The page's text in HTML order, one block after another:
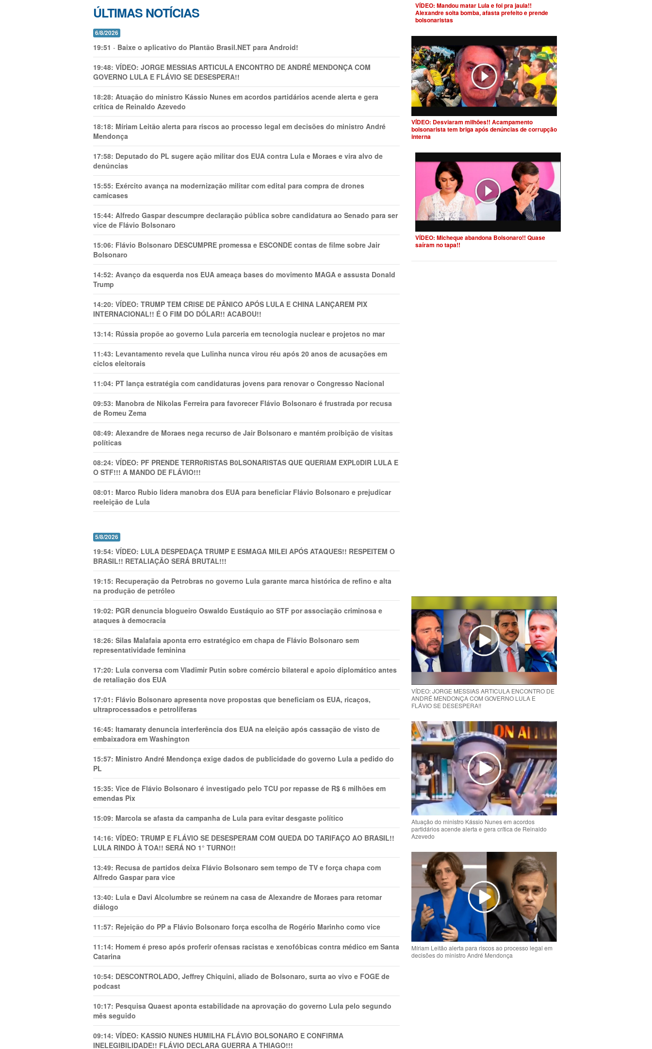
ÚLTIMAS NOTÍCIAS
6/8/2026
19:51 - Baixe o aplicativo do Plantão Brasil.NET para Android!
19:48: VÍDEO: JORGE MESSIAS ARTICULA ENCONTRO DE ANDRÉ MENDONÇA COM
GOVERNO LULA E FLÁVIO SE DESESPERA!!
18:28: Atuação do ministro Kássio Nunes em acordos partidários acende alerta e gera
crítica de Reinaldo Azevedo
18:18: Míriam Leitão alerta para riscos ao processo legal em decisões do ministro André
Mendonça
17:58: Deputado do PL sugere ação militar dos EUA contra Lula e Moraes e vira alvo de
denúncias
15:55: Exército avança na modernização militar com edital para compra de drones
camicases
15:44: Alfredo Gaspar descumpre declaração pública sobre candidatura ao Senado para ser
vice de Flávio Bolsonaro
15:06: Flávio Bolsonaro DESCUMPRE promessa e ESCONDE contas de filme sobre Jair
Bolsonaro
14:52: Avanço da esquerda nos EUA ameaça bases do movimento MAGA e assusta Donald
Trump
14:20: VÍDEO: TRUMP TEM CRlSE DE PÂNlCO APÓS LULA E CHINA LANÇAREM PIX
INTERNACIONAL!! É O FIM DO DÓLAR!! ACABOU!!
13:14: Rússia propõe ao governo Lula parceria em tecnologia nuclear e projetos no mar
11:43: Levantamento revela que Lulinha nunca virou réu após 20 anos de acusações em
ciclos eleitorais
11:04: PT lança estratégia com candidaturas jovens para renovar o Congresso Nacional
09:53: Manobra de Nikolas Ferreira para favorecer Flávio Bolsonaro é frustrada por recusa
de Romeu Zema
08:49: Alexandre de Moraes nega recurso de Jair Bolsonaro e mantém proibição de visitas
políticas
08:24: VÍDEO: PF PRENDE TERR0RlSTAS B0LSONARlSTAS QUE QUERIAM EXPL0DlR LULA E
O STF!!! A MANDO DE FLÁVIO!!!
08:01: Marco Rubio lidera manobra dos EUA para beneficiar Flávio Bolsonaro e prejudicar
reeleição de Lula
5/8/2026
19:54: VÍDEO: LULA DESPEDAÇA TRUMP E ESMAGA MILEI APÓS ATAQUES!! RESPEITEM O
BRASIL!! RETALIAÇÃO SERÁ BRUTAL!!!
19:15: Recuperação da Petrobras no governo Lula garante marca histórica de refino e alta
na produção de petróleo
19:02: PGR denuncia blogueiro Oswaldo Eustáquio ao STF por associação criminosa e
ataques à democracia
18:26: Silas Malafaia aponta erro estratégico em chapa de Flávio Bolsonaro sem
representatividade feminina
17:20: Lula conversa com Vladimir Putin sobre comércio bilateral e apoio diplomático antes
de retaliação dos EUA
17:01: Flávio Bolsonaro apresenta nove propostas que beneficiam os EUA, ricaços,
ultraprocessados e petrolíferas
16:45: Itamaraty denuncia interferência dos EUA na eleição após cassação de visto de
embaixadora em Washington
15:57: Ministro André Mendonça exige dados de publicidade do governo Lula a pedido do
PL
15:35: Vice de Flávio Bolsonaro é investigado pelo TCU por repasse de R$ 6 milhões em
emendas Pix
15:09: Marcola se afasta da campanha de Lula para evitar desgaste político
14:16: VÍDEO: TRUMP E FLÁVIO SE DESESPERAM COM QUEDA DO TARIFAÇO AO BRASIL!!
LULA RINDO À TOA!! SERÁ NO 1° TURNO!!
13:49: Recusa de partidos deixa Flávio Bolsonaro sem tempo de TV e força chapa com
Alfredo Gaspar para vice
13:40: Lula e Davi Alcolumbre se reúnem na casa de Alexandre de Moraes para retomar
diálogo
11:57: Rejeição do PP a Flávio Bolsonaro força escolha de Rogério Marinho como vice
11:14: Homem é preso após proferir ofensas racistas e xenofóbicas contra médico em Santa
Catarina
10:54: DESCONTROLADO, Jeffrey Chiquini, aliado de Bolsonaro, surta ao vivo e FOGE de
podcast
10:17: Pesquisa Quaest aponta estabilidade na aprovação do governo Lula pelo segundo
mês seguido
09:14: VÍDEO: KASSIO NUNES HUMlLHA FLÁVIO BOLSONARO E CONFIRMA
INELEGIBILIDADE!! FLÁVIO DECLARA GUERRA A THIAGO!!!
VÍDEO: Mandou matar Lula e foi pra jaula!!
Alexandre solta bomba, afasta prefeito e prende
bolsonaristas
VÍDEO: Desviaram milhões!! Acampamento
bolsonarista tem briga após denúncias de corrupção
interna
VÍDEO: Micheque abandona Bolsonaro!! Quase
saíram no tapa!!
VÍDEO: JORGE MESSIAS ARTICULA ENCONTRO DE
ANDRÉ MENDONÇA COM GOVERNO LULA E
FLÁVIO SE DESESPERA!!
Atuação do ministro Kássio Nunes em acordos
partidários acende alerta e gera crítica de Reinaldo
Azevedo
Míriam Leitão alerta para riscos ao processo legal em
decisões do ministro André Mendonça